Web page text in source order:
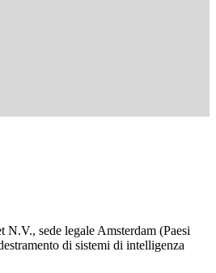
sede legale Amsterdam (Paesi
di sistemi di intelligenza